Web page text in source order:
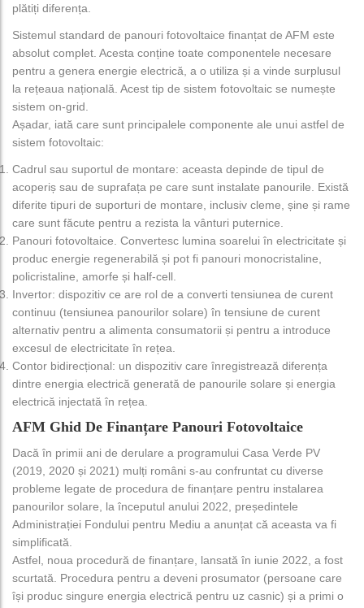
plătiți diferența.
Sistemul standard de panouri fotovoltaice finanțat de AFM este
absolut complet. Acesta conține toate componentele necesare
pentru a genera energie electrică, a o utiliza și a vinde surplusul
la rețeaua națională. Acest tip de sistem fotovoltaic se numește
sistem on-grid.
Așadar, iată care sunt principalele componente ale unui astfel de
sistem fotovoltaic:
Cadrul sau suportul de montare: aceasta depinde de tipul de
acoperiș sau de suprafața pe care sunt instalate panourile. Există
diferite tipuri de suporturi de montare, inclusiv cleme, șine și rame
care sunt făcute pentru a rezista la vânturi puternice.
Panouri fotovoltaice. Convertesc lumina soarelui în electricitate și
produc energie regenerabilă și pot fi panouri monocristaline,
policristaline, amorfe și half-cell.
Invertor: dispozitiv ce are rol de a converti tensiunea de curent
continuu (tensiunea panourilor solare) în tensiune de curent
alternativ pentru a alimenta consumatorii și pentru a introduce
excesul de electricitate în rețea.
Contor bidirecțional: un dispozitiv care înregistrează diferența
dintre energia electrică generată de panourile solare și energia
electrică injectată în rețea.
AFM Ghid De Finanțare Panouri Fotovoltaice
Dacă în primii ani de derulare a programului Casa Verde PV
(2019, 2020 și 2021) mulți români s-au confruntat cu diverse
probleme legate de procedura de finanțare pentru instalarea
panourilor solare, la începutul anului 2022, președintele
Administrației Fondului pentru Mediu a anunțat că aceasta va fi
simplificată.
Astfel, noua procedură de finanțare, lansată în iunie 2022, a fost
scurtată. Procedura pentru a deveni prosumator (persoane care
își produc singure energia electrică pentru uz casnic) și a primi o